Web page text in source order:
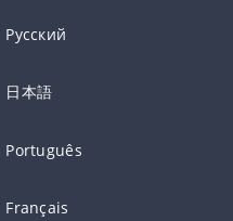
Русский
日本語
Português
Français